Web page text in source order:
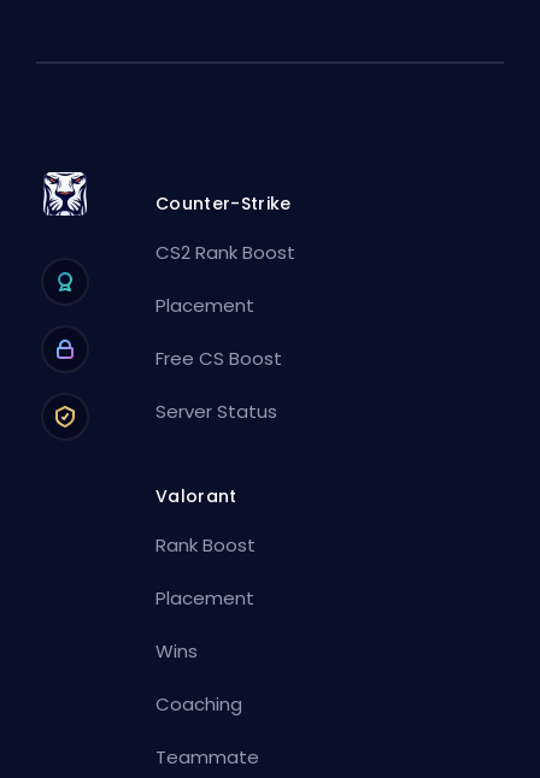
Counter-Strike
CS2 Rank Boost
Placement
Free CS Boost
Server Status
Valorant
Rank Boost
Placement
Wins
Coaching
Teammate